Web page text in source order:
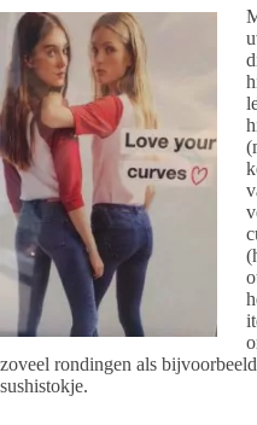
zoveel rondingen als
sushistokje.